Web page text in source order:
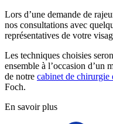
Lors d’une demande de
nos consultations avec
représentatives de votre
Les techniques choisies
ensemble à l’occasion d’un
de notre cabinet de chirurgie
Foch.
En savoir plus